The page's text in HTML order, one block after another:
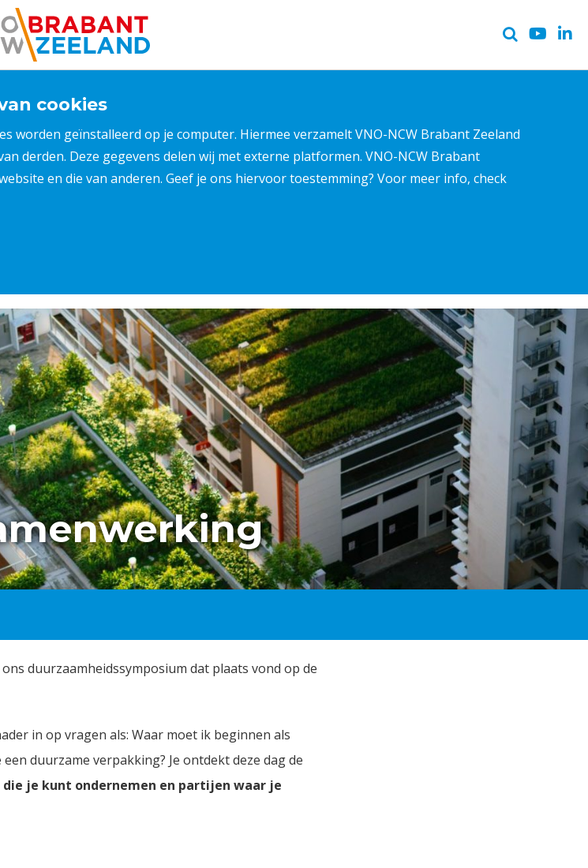
cookies
worden geïnstalleerd op je computer. Hiermee verzamelt VNO-NCW Brabant Zeeland
derden. Deze gegevens delen wij met externe platformen. VNO-NCW Brabant
en die van anderen. Geef je ons hiervoor toestemming? Voor meer info, check
duurzaamheidssymposium dat plaats vond op de
in op vragen als: Waar moet ik beginnen als
duurzame verpakking? Je ontdekt deze dag de
je kunt ondernemen en partijen waar je